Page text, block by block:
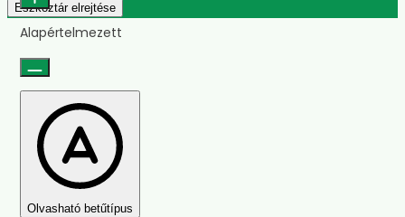
Eszköztár elrejtése
Alapértelmezett
Olvasható betűtípus